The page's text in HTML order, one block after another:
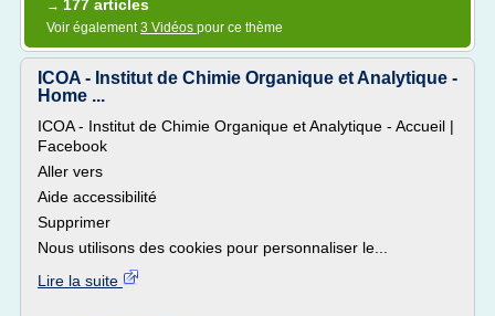
→ 177 articles
Voir également3 Vidéos pour ce thème
ICOA - Institut de Chimie Organique et Analytique -
Home ...
ICOA - Institut de Chimie Organique et Analytique - Accueil |
Facebook
Aller vers
Aide accessibilité
Supprimer
Nous utilisons des cookies pour personnaliser le...
Lire la suite